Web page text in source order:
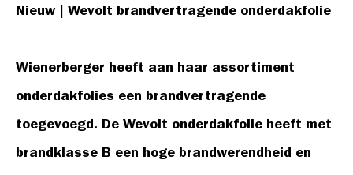
Nieuw | Wevolt brandvertragende onderdakfolie
Wienerberger heeft aan haar assortiment
onderdakfolies een brandvertragende
toegevoegd. De Wevolt onderdakfolie heeft met
brandklasse B een hoge brandwerendheid en